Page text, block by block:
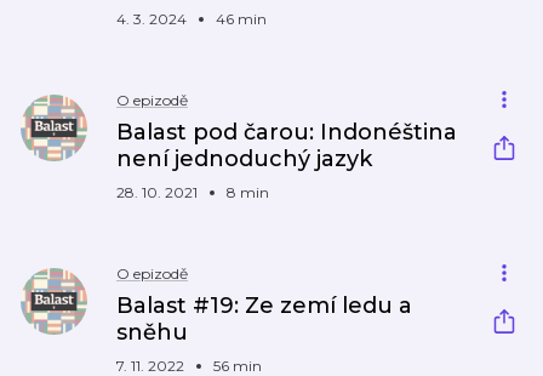
4. 3. 2024 46 min
O epizodě
Balast pod čarou: Indonéština
není jednoduchý jazyk
28. 10. 2021 8 min
O epizodě
Balast #19: Ze zemí ledu a
sněhu
7. 11. 2022 56 min